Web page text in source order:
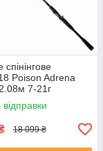
Poison Adrena
7-21г
18 099 ₴